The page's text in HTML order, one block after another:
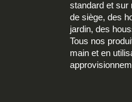
standard et sur
de siège, des
jardin, des
Tous nos
main et en